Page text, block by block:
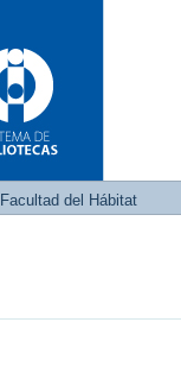
Facultad del Hábitat